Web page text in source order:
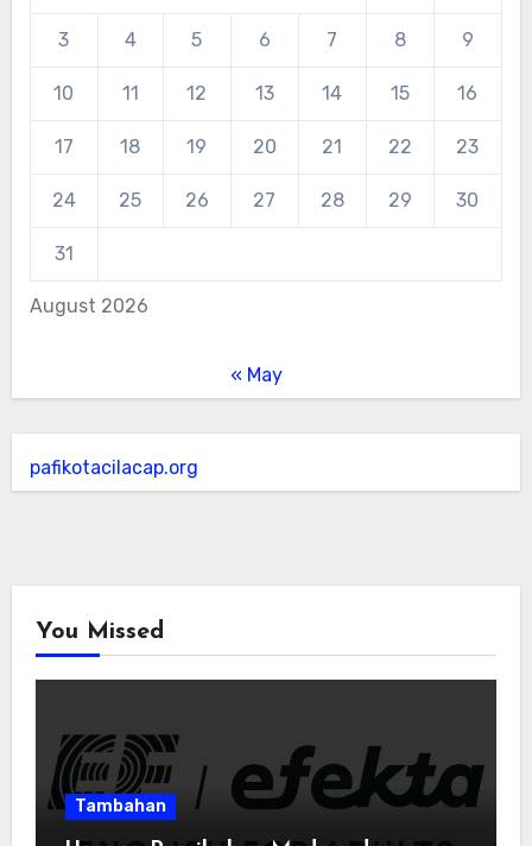
August 2026
3 4 5 6 7 8 9
10 11 12 13 14 15 16
17 18 19 20 21 22 23
24 25 26 27 28 29 30
31
« May
pafikotacilacap.org
You Missed
Tambahan